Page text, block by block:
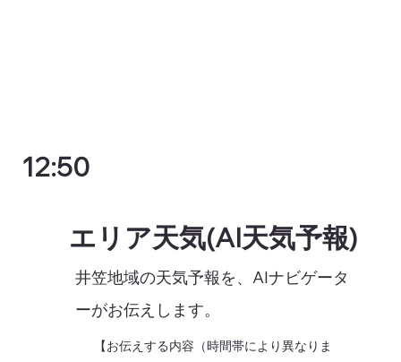
12:50
エリア天気(AI天気予報)
井笠地域の天気予報を、AIナビゲータ
ーがお伝えします。
【お伝えする内容（時間帯により異なりま